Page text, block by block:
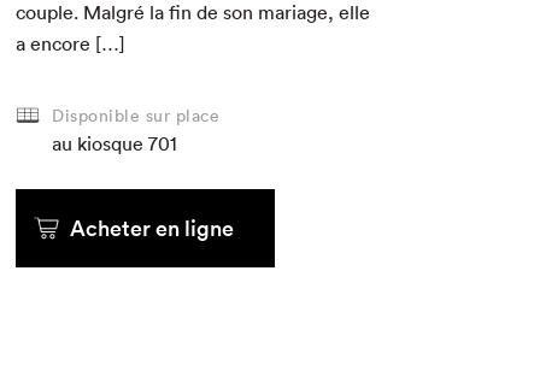
cou­ple. Mal­gré la fin de son mariage, elle
a encore […]
Disponible sur place
au kiosque 701
Acheter en ligne